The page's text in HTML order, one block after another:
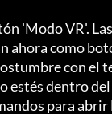
'Modo VR'.
ahora como
con el
estés dentro
para